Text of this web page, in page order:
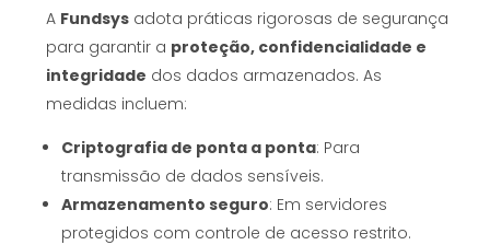
A Fundsys adota práticas rigorosas de segurança
para garantir a proteção, confidencialidade e
integridade dos dados armazenados. As
medidas incluem:
Criptografia de ponta a ponta: Para
transmissão de dados sensíveis.
Armazenamento seguro: Em servidores
protegidos com controle de acesso restrito.